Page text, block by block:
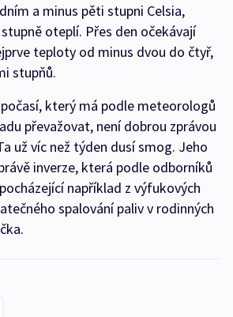
a minus pěti stupni Celsia,
oteplí. Přes den očekávají
teploty od minus dvou do čtyř,
stupňů.
který má podle meteorologů
převažovat, není dobrou zprávou
už víc než týden dusí smog. Jeho
inverze, která podle odborníků
například z výfukových
spalování paliv v rodinných